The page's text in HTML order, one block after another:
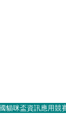
貓咪盃資訊應用競